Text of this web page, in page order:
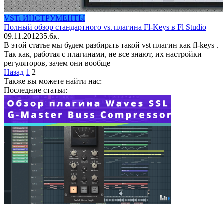
VSTi ИНСТРУМЕНТЫ
Полный обзор стандартного vst плагина Fl-Keys в Fl Studio
09.11.201235.6к.
В этой статье мы будем разбирать такой vst плагин как fl-keys .
Так как, работая с плагинами, не все знают, их настройки
регуляторов, зачем они вообще
Пагинация
записей
Назад 1 2
Также вы можете найти нас:
Последние статьи: